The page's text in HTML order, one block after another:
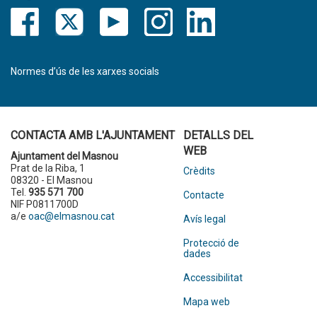
Normes d’ús de les xarxes socials
CONTACTA AMB L'AJUNTAMENT
Ajuntament del Masnou
Prat de la Riba, 1
08320 - El Masnou
Tel. 935 571 700
NIF P0811700D
a/e oac@elmasnou.cat
DETALLS DEL
WEB
Crèdits
Contacte
Avís legal
Protecció de
dades
Accessibilitat
Mapa web